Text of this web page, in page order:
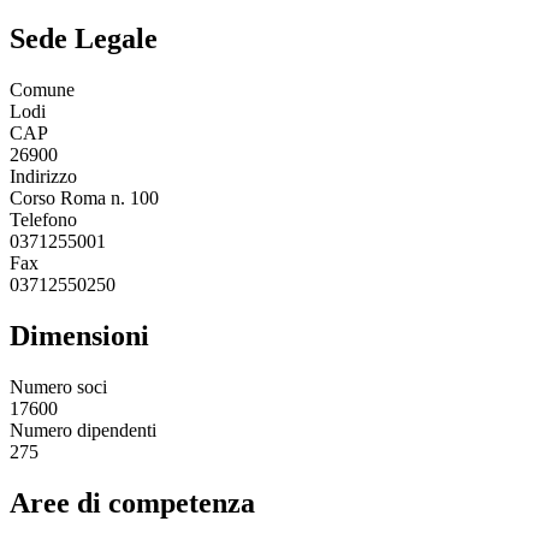
Sede Legale
Comune
Lodi
CAP
26900
Indirizzo
Corso Roma n. 100
Telefono
0371255001
Fax
03712550250
Dimensioni
Numero soci
17600
Numero dipendenti
275
Aree di competenza